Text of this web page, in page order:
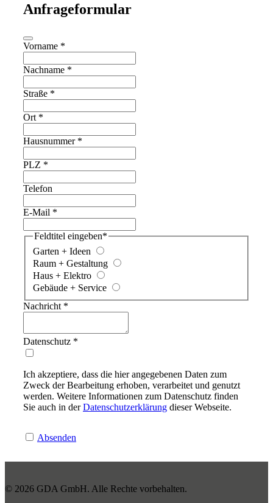
Anfrageformular
Vorname *
Nachname *
Straße *
Ort *
Hausnummer *
PLZ *
Telefon
E-Mail *
Feldtitel eingeben*
Garten + Ideen
Raum + Gestaltung
Haus + Elektro
Gebäude + Service
Nachricht *
Datenschutz *
Ich akzeptiere, dass die hier angegebenen Daten zum
Zweck der Bearbeitung erhoben, verarbeitet und genutzt
werden. Weitere Informationen zum Datenschutz finden
Sie auch in derDatenschutzerklärung dieser Webseite.
Absenden
© 2026 GDA GmbH. Alle Rechte vorbehalten.